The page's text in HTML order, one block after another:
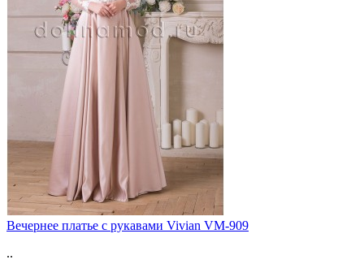
Вечернее платье с рукавами Vivian VM-909
..